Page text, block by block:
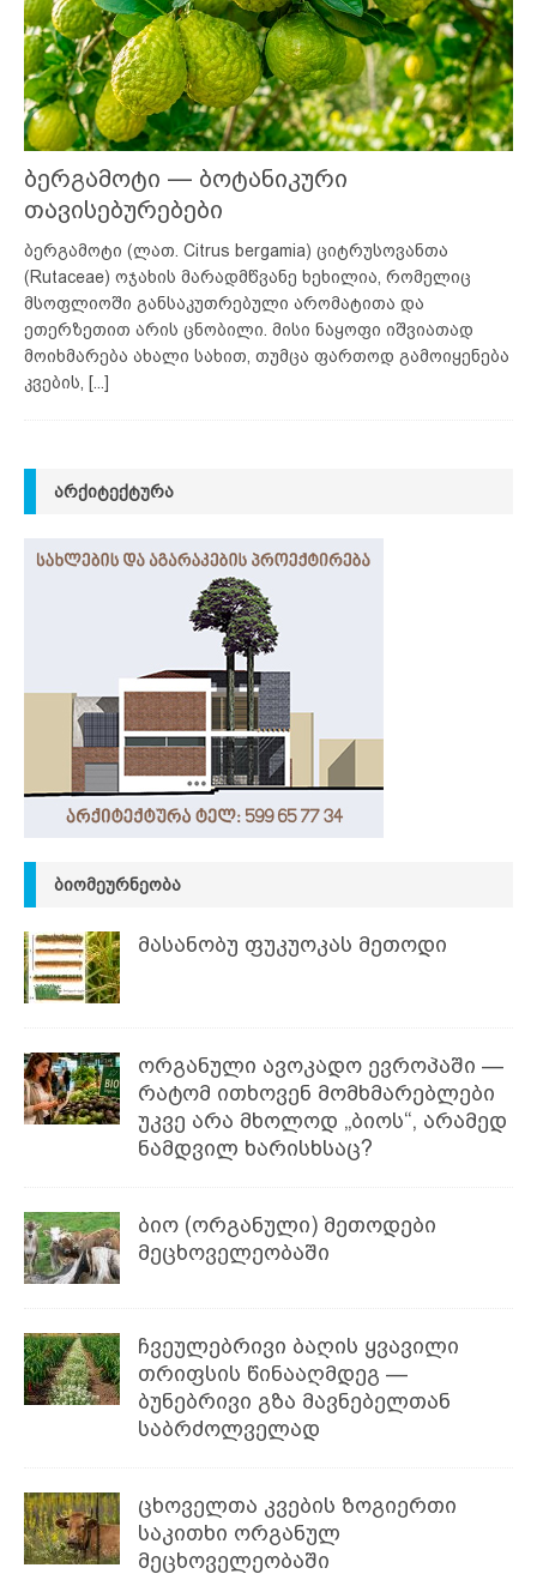
ბერგამოტი — ბოტანიკური
თავისებურებები
ბერგამოტი (ლათ. Citrus bergamia) ციტრუსოვანთა
(Rutaceae) ოჯახის მარადმწვანე ხეხილია, რომელიც
მსოფლიოში განსაკუთრებული არომატითა და
ეთერზეთით არის ცნობილი. მისი ნაყოფი იშვიათად
მოიხმარება ახალი სახით, თუმცა ფართოდ გამოიყენება
კვების,
[...]
ᲐᲠᲥᲘᲢᲔᲥᲢᲣᲠᲐ
ᲑᲘᲝᲛᲔᲣᲠᲜᲔᲝᲑᲐ
მასანობუ ფუკუოკას მეთოდი
ორგანული ავოკადო ევროპაში —
რატომ ითხოვენ მომხმარებლები
უკვე არა მხოლოდ „ბიოს“, არამედ
ნამდვილ ხარისხსაც?
ბიო (ორგანული) მეთოდები
მეცხოველეობაში
ჩვეულებრივი ბაღის ყვავილი
თრიფსის წინააღმდეგ —
ბუნებრივი გზა მავნებელთან
საბრძოლველად
ცხოველთა კვების ზოგიერთი
საკითხი ორგანულ
მეცხოველეობაში